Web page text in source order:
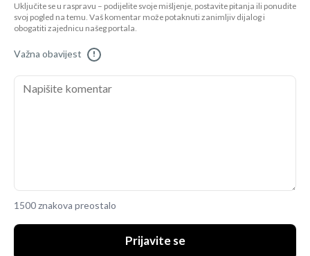
Uključite se u raspravu – podijelite svoje mišljenje, postavite pitanja ili ponudite
svoj pogled na temu. Vaš komentar može potaknuti zanimljiv dijalog i
obogatiti zajednicu našeg portala.
Važna obavijest !
1500 znakova preostalo
Prijavite se